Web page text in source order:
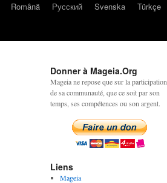
Română Русский Svenska
Türkçe
Donner à Mageia.Org
Mageia ne repose que sur la participation
de sa communauté, que ce soit par son
temps, ses compétences ou son argent.
Liens
Mageia